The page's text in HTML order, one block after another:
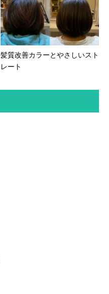
髪質改善カラーとやさしいスト
レート